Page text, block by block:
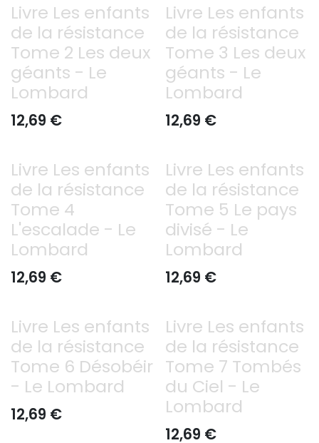
Livre Les enfants
de la résistance
Tome 2 Les deux
géants - Le
Lombard
12,69 €
Livre Les enfants
de la résistance
Tome 3 Les deux
géants - Le
Lombard
12,69 €
Livre Les enfants
de la résistance
Tome 4
L'escalade - Le
Lombard
12,69 €
Livre Les enfants
de la résistance
Tome 5 Le pays
divisé - Le
Lombard
12,69 €
Livre Les enfants
de la résistance
Tome 6 Désobéir
- Le Lombard
12,69 €
Livre Les enfants
de la résistance
Tome 7 Tombés
du Ciel - Le
Lombard
12,69 €